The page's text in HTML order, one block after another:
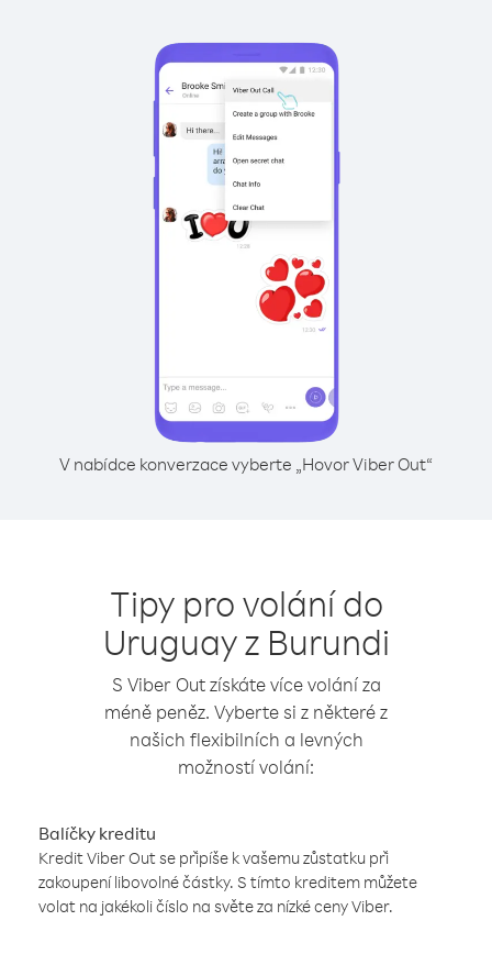
V nabídce konverzace vyberte „Hovor Viber Out“
Tipy pro volání do
Uruguay z Burundi
S Viber Out získáte více volání za
méně peněz. Vyberte si z některé z
našich flexibilních a levných
možností volání:
Balíčky kreditu
Kredit Viber Out se připíše k vašemu zůstatku při
zakoupení libovolné částky. S tímto kreditem můžete
volat na jakékoli číslo na světe za nízké ceny Viber.